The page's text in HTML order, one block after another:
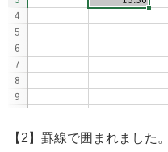
【2】罫線で囲まれました。